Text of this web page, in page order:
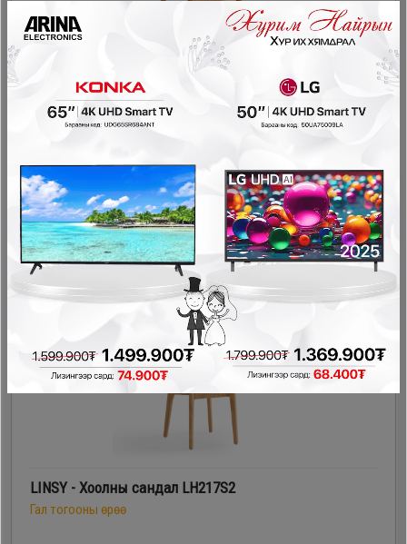
LINSY - Хоолны сандал UY1S
Гал тогооны өрөө
458,000₮
274,800₮
- 183,200₮
LINSY - Хоолны сандал LH217S2
Гал тогооны өрөө